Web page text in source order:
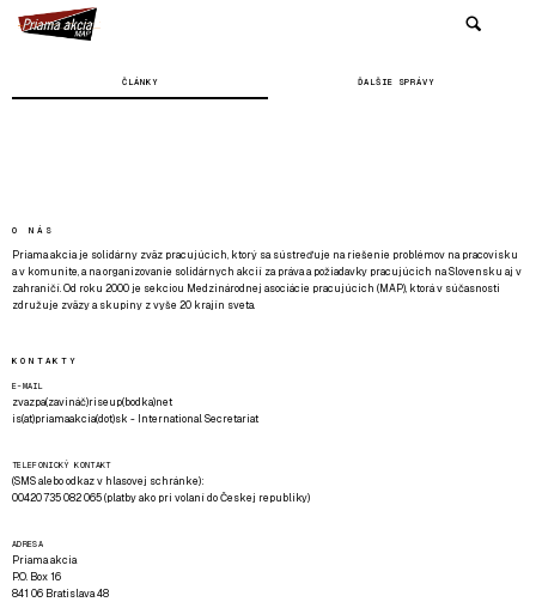
ČLÁNKY ĎALŠIE SPRÁVY
O NÁS
Priama akcia je solidárny zväz pracujúcich, ktorý sa sústreďuje na riešenie problémov na pracovisku
a v komunite, a na organizovanie solidárnych akcií za práva a požiadavky pracujúcich na Slovensku aj v
zahraničí. Od roku 2000 je sekciou Medzinárodnej asociácie pracujúcich (MAP), ktorá v súčasnosti
združuje zväzy a skupiny z vyše 20 krajín sveta.
KONTAKTY
E-MAIL
zvazpa(zavináč)riseup(bodka)net
is(at)priamaakcia(dot)sk - International Secretariat
TELEFONICKÝ KONTAKT
(SMS alebo odkaz v hlasovej schránke):
00420 735 082 065 (platby ako pri volaní do Českej republiky)
ADRESA
Priama akcia
P.O. Box 16
841 06 Bratislava 48